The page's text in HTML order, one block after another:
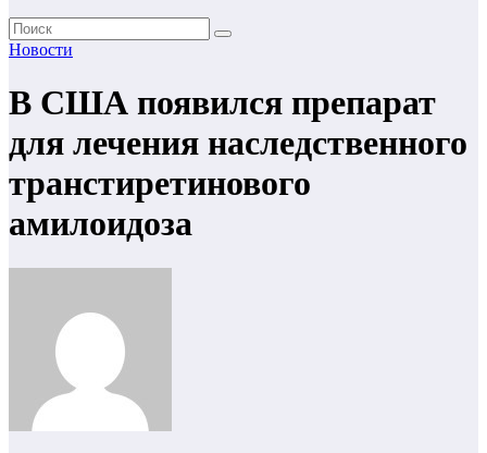
Новости
В США появился препарат
для лечения наследственного
транстиретинового
амилоидоза